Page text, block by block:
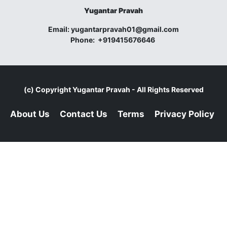
Yugantar Pravah
Email:yugantarpravah01@gmail.com
Phone: +919415676646
(c) CopyrightYugantar Pravah - All Rights Reserved
About Us Contact Us Terms Privacy Policy